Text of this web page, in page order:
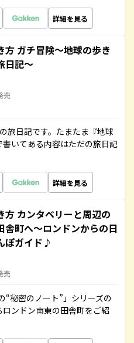
詳細を見る
方 ガチ冒険～地球の歩き
日記～
売
旅日記です。たまたま『地球
いてある内容はただの旅日記
詳細を見る
方 カンタベリーと周辺の
舎町へ～ロンドンからの日
ぽガイド♪
売
“秘密のノート”」シリーズの
ンドン南東の田舎町をご紹